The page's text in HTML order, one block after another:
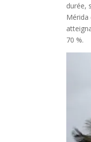
durée,
Mérida
70 %.